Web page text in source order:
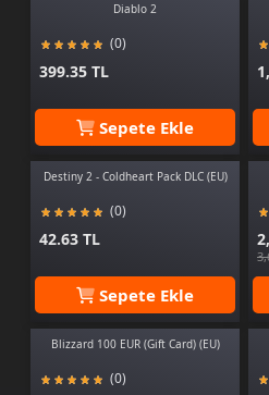
Diablo 2
(0)
399.35 TL
Sepete Ekle
Destiny 2 - Coldheart Pack DLC (EU)
(0)
42.63 TL
Sepete Ekle
Blizzard 100 EUR (Gift Card) (EU)
(0)